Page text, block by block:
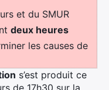
et du SMUR
deux heures
les causes de
s’est produit ce
de 17h30 sur la